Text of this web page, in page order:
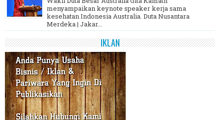
menyampaikan keynote speaker kerja sama
kesehatan Indonesia Australia. Duta Nusantara
Merdeka | Jakar...
IKLAN